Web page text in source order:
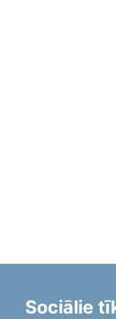
Sociālie